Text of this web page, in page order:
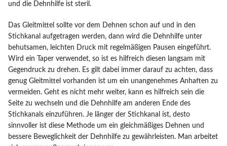
und die Dehnhilfe ist steril.
Das Gleitmittel sollte vor dem Dehnen schon auf und in den
Stichkanal aufgetragen werden, dann wird die Dehnhilfe unter
behutsamen, leichten Druck mit regelmäßigen Pausen eingeführt.
Wird ein Taper verwendet, so ist es hilfreich diesen langsam mit
Gegendruck zu drehen. Es gilt dabei immer darauf zu achten, dass
genug Gleitmittel vorhanden ist um ein unangenehmes Anhaften zu
vermeiden. Geht es nicht mehr weiter, kann es hilfreich sein die
Seite zu wechseln und die Dehnhilfe am anderen Ende des
Stichkanals einzuführen. Je länger der Stichkanal ist, desto
sinnvoller ist diese Methode um ein gleichmäßiges Dehnen und
bessere Beweglichkeit der Dehnhilfe zu gewährleisten. Man arbeitet